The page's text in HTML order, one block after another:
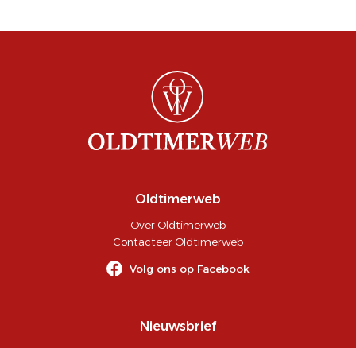
Oldtimerweb
Over Oldtimerweb
Contacteer Oldtimerweb
Volg ons op Facebook
Nieuwsbrief